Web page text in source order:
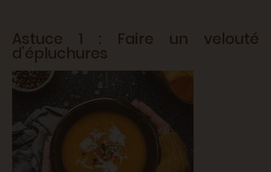
Astuce 1 : Faire un velouté
d’épluchures